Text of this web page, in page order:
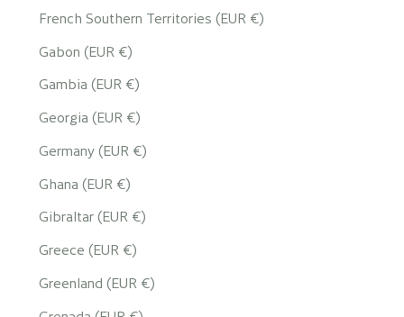
French Southern Territories (EUR €)
Gabon (EUR €)
Gambia (EUR €)
Georgia (EUR €)
Germany (EUR €)
Ghana (EUR €)
Gibraltar (EUR €)
Greece (EUR €)
Greenland (EUR €)